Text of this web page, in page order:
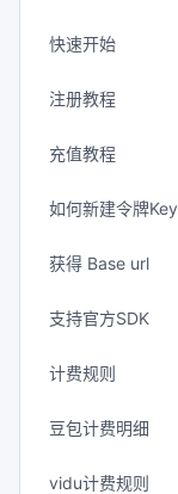
快速开始
注册教程
充值教程
如何新建令牌Key
获得 Base url
支持官方SDK
计费规则
豆包计费明细
vidu计费规则